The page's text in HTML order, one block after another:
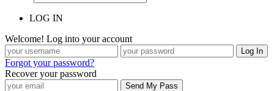
LOG IN
Welcome! Log into your account
Forgot your password?
Recover your password